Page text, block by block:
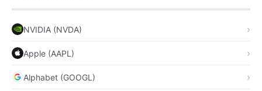
NVIDIA (NVDA)
Apple (AAPL)
Alphabet (GOOGL)